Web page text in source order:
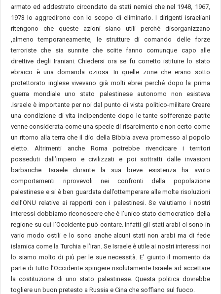
armato ed addestrato circondato da stati nemici che nel 1948, 1967,
1973 lo aggredirono con lo scopo di eliminarlo. I dirigenti israeliani
ritengono che queste azioni siano utili perché disorganizzano
,almeno temporaneamente, le strutture di comando delle forze
terroriste che sia sunnite che sciite fanno comunque capo alle
direttive degli Iraniani. Chiedersi ora se fu corretto istituire lo stato
ebraico è una domanda oziosa. In quelle zone che erano sotto
protettorato inglese vivevano già molti ebrei perché dopo la prima
guerra mondiale uno stato palestinese autonomo non esisteva
.Israele è importante per noi dal punto di vista politico-militare Creare
una condizione di vita indipendente dopo le tante sofferenze patite
venne considerata come una specie di risarcimento e non certo come
un ritorno alla terra che il dio della Bibbia aveva promesso al popolo
eletto. Altrimenti anche Roma potrebbe rivendicare i territori
posseduti dall’impero e civilizzati e poi sottratti dalle invasioni
barbariche. Israele durante la sua breve esistenza ha avuto
comportamenti riprovevoli nei confronti della popolazione
palestinese e si è ben guardata dall’ottemperare alle molte risoluzioni
dell’ONU relative ai rapporti con i palestinesi. Se valutiamo i nostri
interessi dobbiamo riconoscere che è l’unico stato democratico della
regione su cui l’Occidente può contare. Infatti gli stati arabi ci sono in
vario modo ostili e lo sono anche alcuni stati non arabi ma di fede
islamica come la Turchia e l’Iran. Se Israele è utile ai nostri interessi noi
lo siamo molto di più per le sue necessità. E’ giunto il momento da
parte di tutto l’Occidente spingere risolutamente Israele ad accettare
la costituzione di uno stato palestinese. Questa politica dovrebbe
togliere un buon pretesto a Russia e Cina che soffiano sul fuoco.